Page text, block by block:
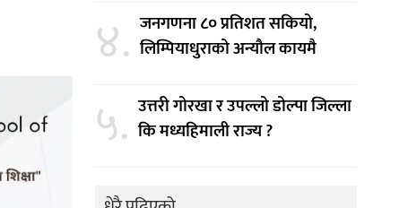
४. जनगणना ८० प्रतिशत सकियो,
लिम्पियाधुराको अन्यौल कायमै
५. उत्तरी गोरखा र उपल्लो डोल्पा जिल्ला
कि मध्यहिमाली राज्य ?